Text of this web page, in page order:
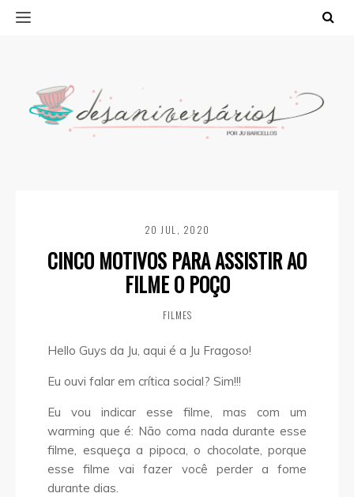
20 JUL, 2020
CINCO MOTIVOS PARA ASSISTIR AO
FILME O POÇO
FILMES
Hello Guys da Ju, aqui é a Ju Fragoso!
Eu ouvi falar em crítica social? Sim!!!
Eu vou indicar esse filme, mas com um
warming que é: Não coma nada durante esse
filme, esqueça a pipoca, o chocolate, porque
esse filme vai fazer você perder a fome
durante dias.